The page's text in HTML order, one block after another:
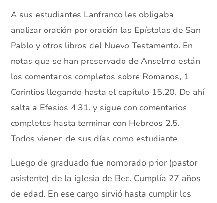
A sus estudiantes Lanfranco les obligaba
analizar oración por oración las Epístolas de San
Pablo y otros libros del Nuevo Testamento. En
notas que se han preservado de Anselmo están
los comentarios completos sobre Romanos, 1
Corintios llegando hasta el capítulo 15.20. De ahí
salta a Efesios 4.31, y sigue con comentarios
completos hasta terminar con Hebreos 2.5.
Todos vienen de sus días como estudiante.
Luego de graduado fue nombrado prior (pastor
asistente) de la iglesia de Bec. Cumplía 27 años
de edad. En ese cargo sirvió hasta cumplir los